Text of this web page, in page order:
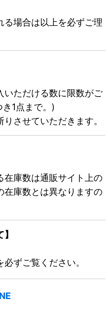
る場合は以上を必ずご理
いただける数に限数がご
1点まで。)
させていただきます。
在庫数は通販サイト上の
在庫数とは異なりますの
必ずご覧ください。